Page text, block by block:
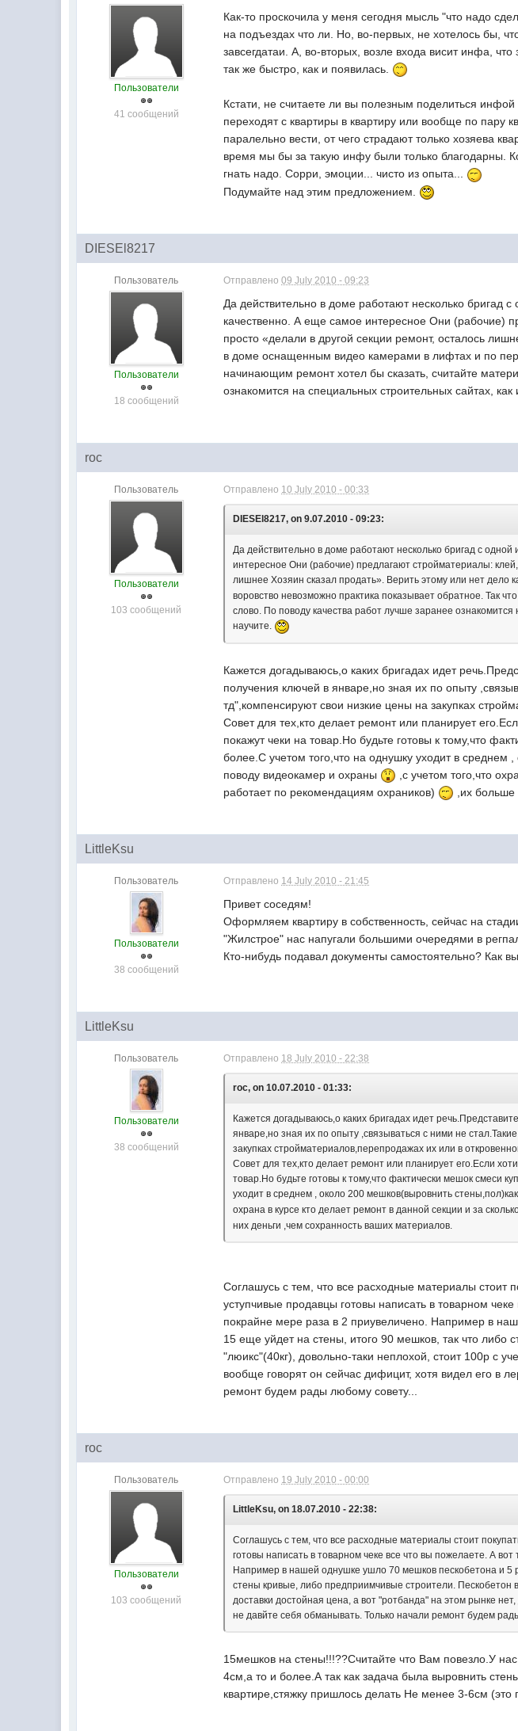
Пользователи
41 сообщений
Как-то проскочила у меня сегодня мысль "что надо
на подъездах что ли. Но, во-первых, не хотелось бы,
завсегдатаи. А, во-вторых, возле входа висит инфа,
так же быстро, как и появилась.
Кстати, не считаете ли вы полезным поделиться
переходят с квартиры в квартиру или вообще по
паралельно вести, от чего страдают только хозяева
время мы бы за такую инфу были только благодарны.
гнать надо. Сорри, эмоции... чисто из опыта...
Подумайте над этим предложением.
DIESEl8217
Пользователь
Пользователи
18 сообщений
Отправлено09 July 2010 - 09:23
Да действительно в доме работают несколько бригад
качественно. А еще самое интересное Они (рабочие)
просто «делали в другой секции ремонт, осталось
в доме оснащенным видео камерами в лифтах и по
начинающим ремонт хотел бы сказать, считайте
ознакомится на специальных строительных сайтах,
roc
Пользователь
Пользователи
103 сообщений
Отправлено 10 July 2010 - 00:33
DIESEl8217, on 9.07.2010 - 09:23:
Да действительно в доме работают несколько бригад с
интересное Они (рабочие) предлагают стройматериалы:
лишнее Хозяин сказал продать». Верить этому или нет дело
воровство невозможно практика показывает обратное. Так
слово. По поводу качества работ лучше заранее
научите.
Кажется догадываюсь,о каких бригадах идет
получения ключей в январе,но зная их по опыту
тд",компенсируют свои низкие цены на закупках
Совет для тех,кто делает ремонт или планирует
покажут чеки на товар.Но будьте готовы к тому,что
более.С учетом того,что на однушку уходит в среднем
поводу видеокамер и охраны
,с учетом того,что
работает по рекомендациям охраников)
,их больше
LittleKsu
Пользователь
Пользователи
38 сообщений
Отправлено 14 July 2010 - 21:45
Привет соседям!
Оформляем квартиру в собственность, сейчас на
"Жилстрое" нас напугали большими очередями в
Кто-нибудь подавал документы самостоятельно? Как
LittleKsu
Пользователь
Пользователи
38 сообщений
Отправлено 18 July 2010 - 22:38
roc, on 10.07.2010 - 01:33:
Кажется догадываюсь,о каких бригадах идет
январе,но зная их по опыту ,связываться с ними не
закупках стройматериалов,перепродажах их или в
Совет для тех,кто делает ремонт или планирует его.Если
товар.Но будьте готовы к тому,что фактически мешок смеси
уходит в среднем , около 200 мешков(выровнить
охрана в курсе кто делает ремонт в данной секции и за
них деньги ,чем сохранность ваших материалов.
Соглашусь с тем, что все расходные материалы стоит
уступчивые продавцы готовы написать в товарном
покрайне мере раза в 2 приувеличено. Например в
15 еще уйдет на стены, итого 90 мешков, так что
"люикс"(40кг), довольно-таки неплохой, стоит 100р с
вообще говорят он сейчас дифицит, хотя видел его в
ремонт будем рады любому совету...
roc
Пользователь
Пользователи
103 сообщений
Отправлено 19 July 2010 - 00:00
LittleKsu, on 18.07.2010 - 22:38:
Соглашусь с тем, что все расходные материалы стоит
готовы написать в товарном чеке все что вы пожелаете. А
Например в нашей однушке ушло 70 мешков пескобетона и 5
стены кривые, либо предприимчивые строители. Пескобетон
доставки достойная цена, а вот "ротбанда" на этом рынке
не давйте себя обманывать. Только начали ремонт будем
15мешков на стены!!!??Считайте что Вам повезло.У
4см,а то и более.А так как задача была выровнить
квартире,стяжку пришлось делать Не менее 3-6см